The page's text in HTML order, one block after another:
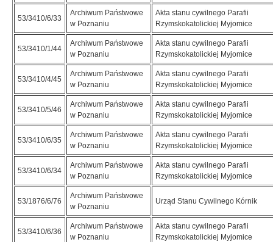
53/3410/6/33
Archiwum Państwowe
w Poznaniu
Akta stanu cywilnego Parafii
Rzymskokatolickiej Myjomice
53/3410/1/44
Archiwum Państwowe
w Poznaniu
Akta stanu cywilnego Parafii
Rzymskokatolickiej Myjomice
53/3410/4/45
Archiwum Państwowe
w Poznaniu
Akta stanu cywilnego Parafii
Rzymskokatolickiej Myjomice
53/3410/5/46
Archiwum Państwowe
w Poznaniu
Akta stanu cywilnego Parafii
Rzymskokatolickiej Myjomice
53/3410/6/35
Archiwum Państwowe
w Poznaniu
Akta stanu cywilnego Parafii
Rzymskokatolickiej Myjomice
53/3410/6/34
Archiwum Państwowe
w Poznaniu
Akta stanu cywilnego Parafii
Rzymskokatolickiej Myjomice
53/1876/6/76
Archiwum Państwowe
w Poznaniu
Urząd Stanu Cywilnego Kórnik
53/3410/6/36
Archiwum Państwowe
w Poznaniu
Akta stanu cywilnego Parafii
Rzymskokatolickiej Myjomice